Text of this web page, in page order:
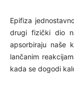
Epifiza
drugi fizički dio
apsorbiraju naše
lančanim
kada se dogodi